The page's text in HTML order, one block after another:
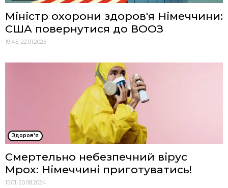
Міністр охорони здоров'я Німеччини:
США повернутися до ВООЗ
19:45, 22.01.2025
Здоров'я
Смертельно небезпечний вірус
Mpox: Німеччині приготуватись!
15:01, 20.08.2024